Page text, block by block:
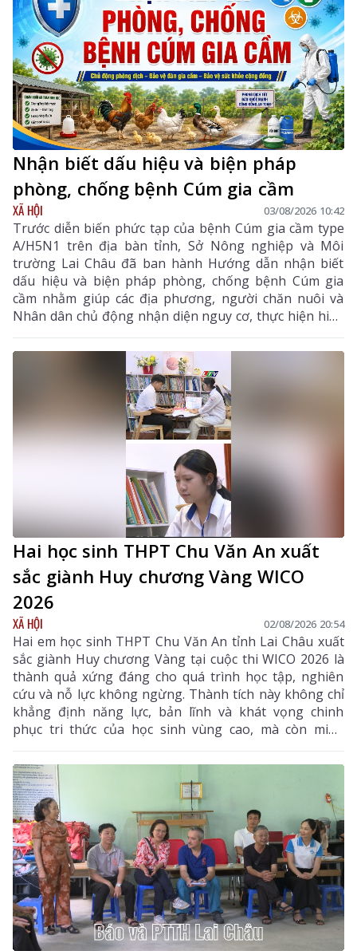
Nhận biết dấu hiệu và biện pháp
phòng, chống bệnh Cúm gia cầm
XÃ HỘI 03/08/2026 10:42
Trước diễn biến phức tạp của bệnh Cúm gia cầm type
A/H5N1 trên địa bàn tỉnh, Sở Nông nghiệp và Môi
trường Lai Châu đã ban hành Hướng dẫn nhận biết
dấu hiệu và biện pháp phòng, chống bệnh Cúm gia
cầm nhằm giúp các địa phương, người chăn nuôi và
Nhân dân chủ động nhận diện nguy cơ, thực hiện hiệu
quả các biện pháp phòng, chống dịch, hạn chế lây lan,
bảo vệ đàn gia cầm, sức khỏe cộng đồng và ổn định
sản xuất chăn nuôi. Hướng dẫn tập trung vào các nội
dung chính gồm: đặc điểm dịch tễ của bệnh, dấu hiệu
nhận biết, các biện pháp phòng bệnh, tiêm phòng vắc
xin, giám sát, xử lý ổ dịch và trách nhiệm của chính
quyền, người chăn nuôi, người tiêu dùng trong công
Hai học sinh THPT Chu Văn An xuất
sắc giành Huy chương Vàng WICO
2026
XÃ HỘI 02/08/2026 20:54
Hai em học sinh THPT Chu Văn An tỉnh Lai Châu xuất
sắc giành Huy chương Vàng tại cuộc thi WICO 2026 là
thành quả xứng đáng cho quá trình học tập, nghiên
cứu và nỗ lực không ngừng. Thành tích này không chỉ
khẳng định năng lực, bản lĩnh và khát vọng chinh
phục tri thức của học sinh vùng cao, mà còn minh
chứng rằng với ý chí và sự quyết tâm, các em hoàn
toàn có thể vượt qua mọi ranh giới trong nước để
vươn ra đấu trường quốc tế. Đây là niềm tự hào của
ngành giáo dục Lai Châu, đồng thời là nguồn cảm
hứng, động lực để thế hệ học sinh tiếp tục nuôi dưỡng
ước mơ, không ngừng sáng tạo và hội nhập với thế
giới.